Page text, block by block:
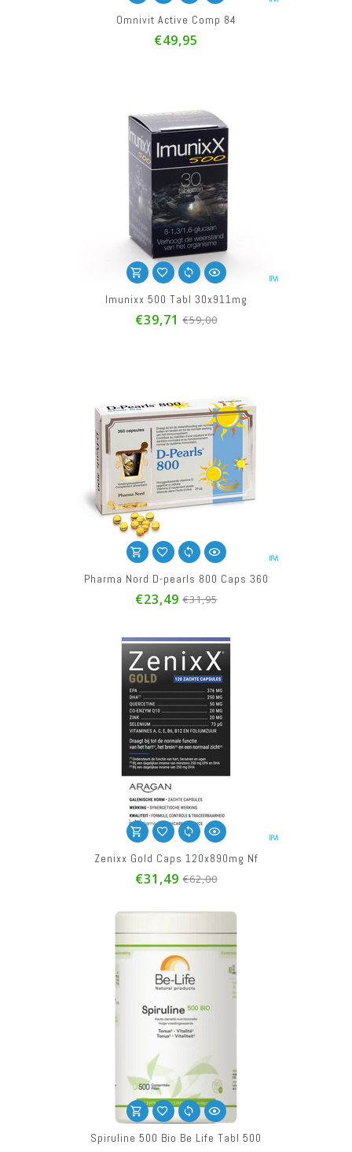
Omnivit Active Comp 84
€49,95
Imunixx 500 Tabl 30x911mg
€39,71 €59,00
Pharma Nord D-pearls 800 Caps 360
€23,49 €31,95
Zenixx Gold Caps 120x890mg Nf
€31,49 €62,00
Spiruline 500 Bio Be Life Tabl 500